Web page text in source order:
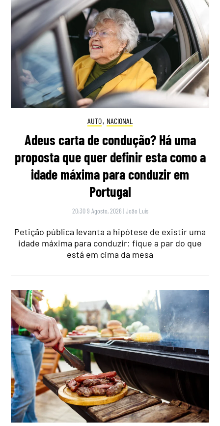
AUTO, NACIONAL
Adeus carta de condução? Há uma
proposta que quer definir esta como a
idade máxima para conduzir em
Portugal
20:30 9 Agosto, 2026 |João Luís
Petição pública levanta a hipótese de existir uma
idade máxima para conduzir: fique a par do que
está em cima da mesa